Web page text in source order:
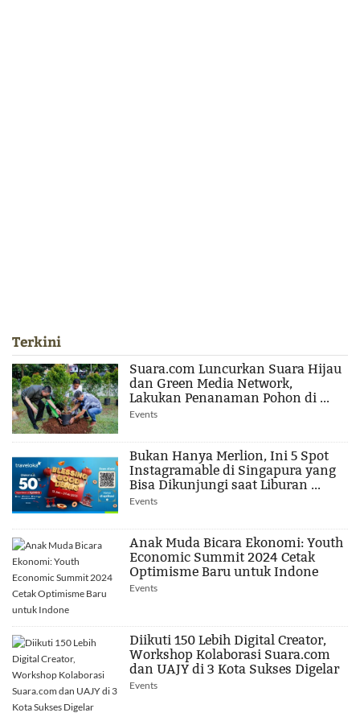
Terkini
Suara.com Luncurkan Suara Hijau
dan Green Media Network,
Lakukan Penanaman Pohon di ...
Events
Bukan Hanya Merlion, Ini 5 Spot
Instagramable di Singapura yang
Bisa Dikunjungi saat Liburan ...
Events
Anak Muda Bicara Ekonomi: Youth
Economic Summit 2024 Cetak
Optimisme Baru untuk Indone
Events
Diikuti 150 Lebih Digital Creator,
Workshop Kolaborasi Suara.com
dan UAJY di 3 Kota Sukses Digelar
Events